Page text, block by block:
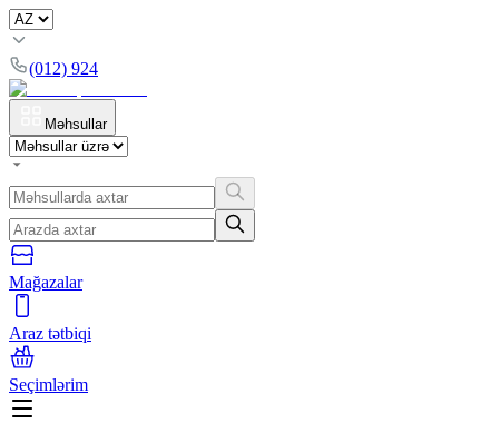
(012) 924
Məhsullar
Mağazalar
Araz tətbiqi
Seçimlərim